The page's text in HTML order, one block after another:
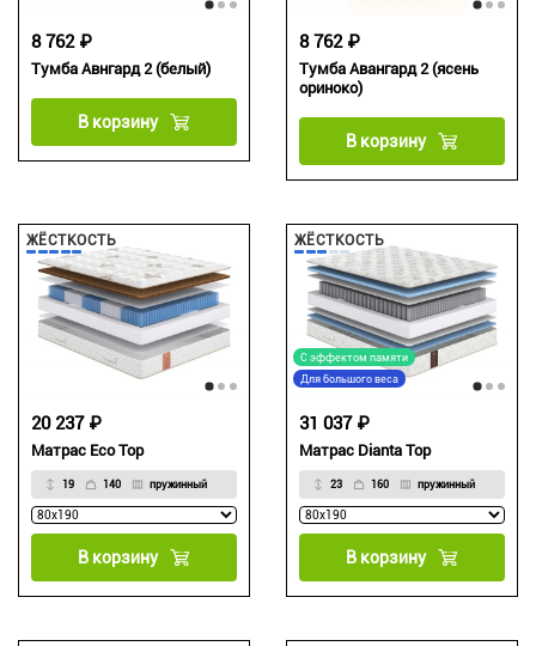
Тумба Авнгард 2 (белый)
8 762 ₽
В корзину
Тумба Авангард 2 (ясень
ориноко)
8 762 ₽
В корзину
ЖЁСТКОСТЬ
Матрас Eco Top
19 140 пружинный
20 237 ₽
В корзину
ЖЁСТКОСТЬ
С эффектом памяти
Для большого веса
Матрас Dianta Top
23 160 пружинный
31 037 ₽
В корзину